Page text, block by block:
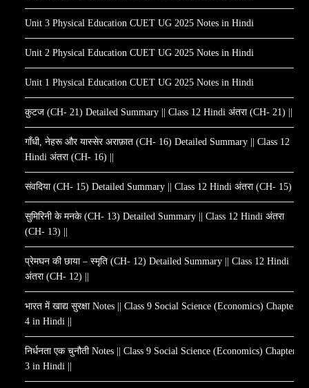
Unit 3 Physical Education CUET UG 2025 Notes in Hindi
Unit 2 Physical Education CUET UG 2025 Notes in Hindi
Unit 1 Physical Education CUET UG 2025 Notes in Hindi
कुटज (CH- 21) Detailed Summary || Class 12 Hindi अंतरा (CH- 21) ||
गाँधी, नेहरू और यास्सेर अराफ़ात (CH- 16) Detailed Summary || Class 12
Hindi अंतरा (CH- 16) ||
संवदिया (CH- 15) Detailed Summary || Class 12 Hindi अंतरा (CH- 15) ||
सुमिरिनी के मनके (CH- 13) Detailed Summary || Class 12 Hindi अंतरा
(CH- 13) ||
प्रेमघन की छाया – स्मृति (CH- 12) Detailed Summary || Class 12 Hindi
अंतरा (CH- 12) ||
भारत में खाद्य सुरक्षा Notes || Class 9 Social Science (Economics) Chapter
4 in Hindi ||
निर्धनता एक चुनौती Notes || Class 9 Social Science (Economics) Chapter
3 in Hindi ||